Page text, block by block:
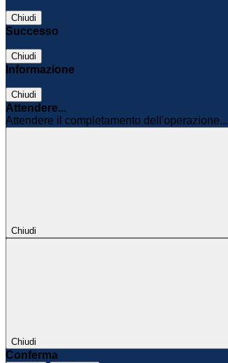
Chiudi
Successo
Chiudi
Informazione
Chiudi
Attendere...
Attendere il completamento dell'operazione...
Chiudi
Chiudi
Conferma